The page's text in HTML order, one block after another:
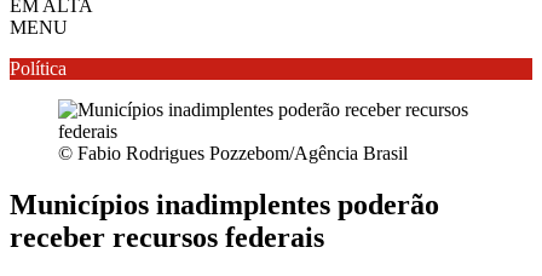
EM ALTA
MENU
Política
© Fabio Rodrigues Pozzebom/Agência Brasil
Municípios inadimplentes poderão
receber recursos federais